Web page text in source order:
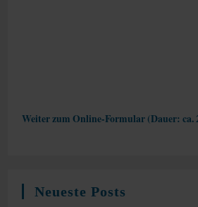
Weiter zum Online-Formular (Dauer: ca.
Neueste Posts